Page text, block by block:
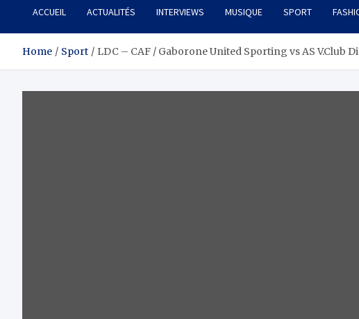
ACCUEIL ACTUALITÉS INTERVIEWS MUSIQUE SPORT
Home Sport LDC – CAF / Gaborone United Sporting vs AS V.Club